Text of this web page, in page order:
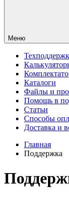
Меню
Каталоги
Файлы и
Помощь в
Статьи
Способы
Доставка и
Главная
Поддержка